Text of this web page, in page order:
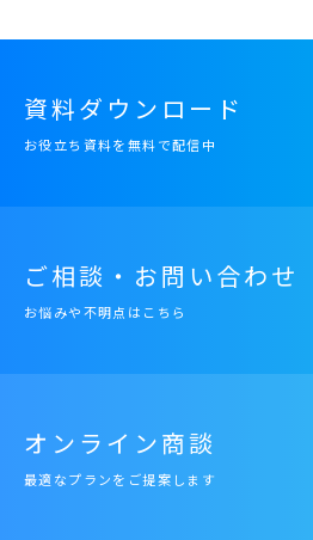
資料ダウンロード
お役立ち資料を無料で配信中
ご相談・お問い合わせ
お悩みや不明点はこちら
オンライン商談
最適なプランをご提案します